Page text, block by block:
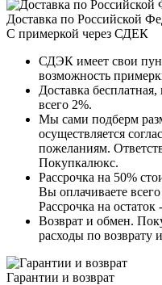
Доставка по Российской
С примеркой через СДЕК
СДЭК имеет свои
возможность
Доставка
всего 2%.
Мы сами подберм
осуществляется
пожеланиям.
Покупкалюкс.
Рассрочка на 50%
Вы оплачиваете
Рассрочка на остаток
Возврат и обмен.
расходы по возврату
Гарантии и возврат